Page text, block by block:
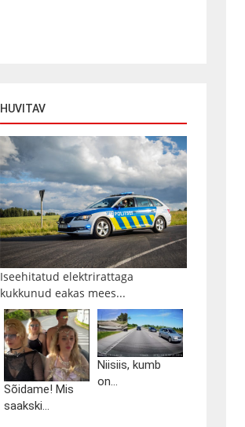
HUVITAV
Iseehitatud elektrirattaga
kukkunud eakas mees...
Sõidame! Mis
saakski...
Niisiis, kumb
on...